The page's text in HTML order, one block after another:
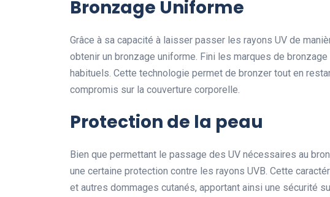
Bronzage Uniforme
Grâce à sa capacité à laisser passer les rayons UV de
obtenir un bronzage uniforme. Fini les marques de
habituels. Cette technologie permet de bronzer tout en
compromis sur la couverture corporelle.
Protection de la peau
Bien que permettant le passage des UV nécessaires au
une certaine protection contre les rayons UVB. Cette
et autres dommages cutanés, apportant ainsi une sécurité